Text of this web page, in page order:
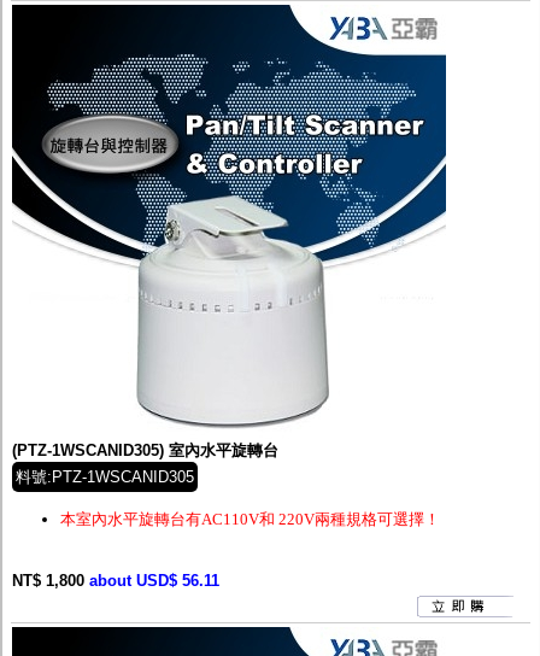
(PTZ-1WSCANID305) 室內水平旋轉台
料號:PTZ-1WSCANID305
本室內水平旋轉台有AC110V和 220V兩種規格可選擇！
NT$ 1,800 about USD$ 56.11